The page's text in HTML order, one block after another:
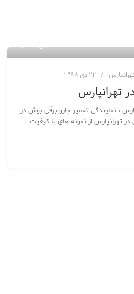
۲۲ دی ۱۳۹۸
تهرانپارس
، نمایندگی تعمیر جارو برقی بوش در
تهرانپارس از نمونه های با کیفیت